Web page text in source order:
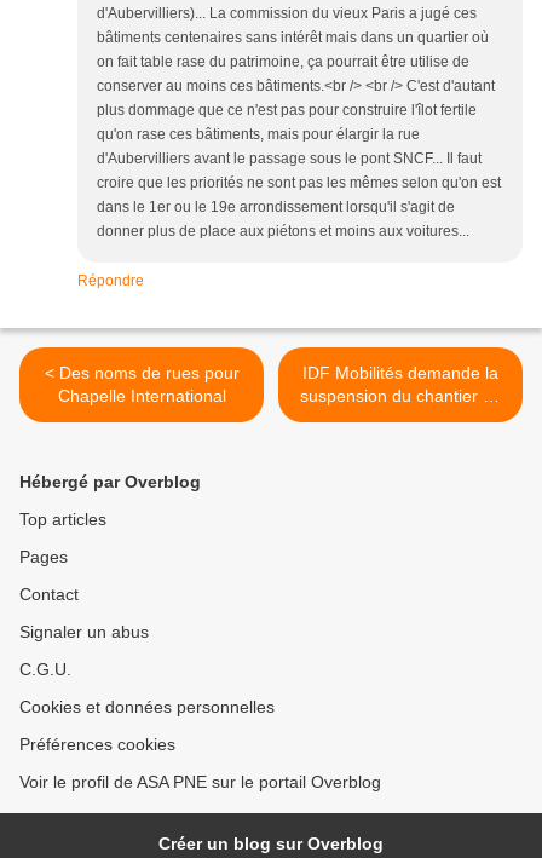
d'Aubervilliers)... La commission du vieux Paris a jugé ces
bâtiments centenaires sans intérêt mais dans un quartier où
on fait table rase du patrimoine, ça pourrait être utilise de
conserver au moins ces bâtiments.<br /> <br /> C'est d'autant
plus dommage que ce n'est pas pour construire l'îlot fertile
qu'on rase ces bâtiments, mais pour élargir la rue
d'Aubervilliers avant le passage sous le pont SNCF... Il faut
croire que les priorités ne sont pas les mêmes selon qu'on est
dans le 1er ou le 19e arrondissement lorsqu'il s'agit de
donner plus de place aux piétons et moins aux voitures...
Répondre
< Des noms de rues pour
Chapelle International
IDF Mobilités demande la
suspension du chantier de
CDG Express >
Hébergé par Overblog
Top articles
Pages
Contact
Signaler un abus
C.G.U.
Cookies et données personnelles
Préférences cookies
Voir le profil de ASA PNE sur le portail Overblog
Créer un blog sur Overblog